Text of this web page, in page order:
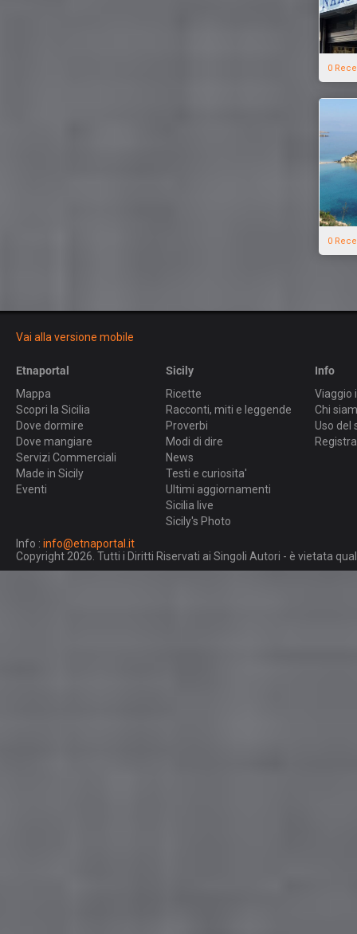
0
0
Vai alla versione mobile
Etnaportal
Mappa
Scopri la Sicilia
Dove dormire
Dove mangiare
Servizi Commerciali
Made in Sicily
Eventi
Sicily
Ricette
Racconti, miti e leggende
Proverbi
Modi di dire
News
Testi e curiosita'
Ultimi aggiornamenti
Sicilia live
Sicily's Photo
Info
Viaggio
Chi
Uso del
Info : info@etnaportal.it
Copyright 2026. Tutti i Diritti Riservati ai Singoli Autori - è vietata